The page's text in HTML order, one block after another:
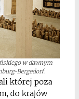
w dawnym
Bergedorf.
której poza
do krajów